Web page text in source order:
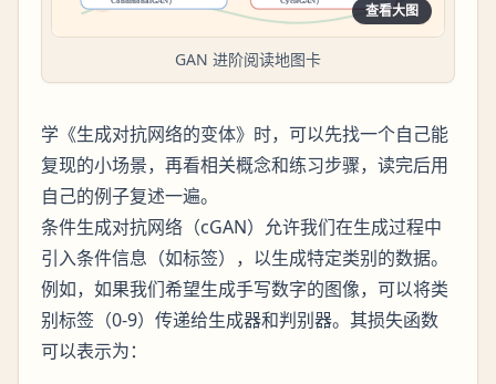
查看大图
GAN 进阶阅读地图卡
学《生成对抗网络的变体》时，可以先找一个自己能
复现的小场景，再看相关概念和练习步骤，读完后用
自己的例子复述一遍。
条件生成对抗网络（cGAN）允许我们在生成过程中
引入条件信息（如标签），以生成特定类别的数据。
例如，如果我们希望生成手写数字的图像，可以将类
别标签（0-9）传递给生成器和判别器。其损失函数
可以表示为：